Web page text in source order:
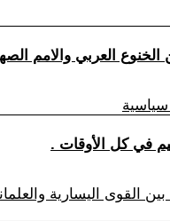
القوى اليسارية